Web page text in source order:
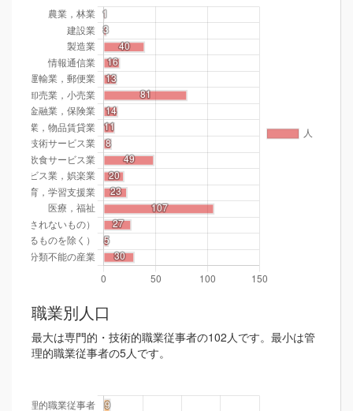
職業別人口
最大は専門的・技術的職業従事者の102人です。最小は管
理的職業従事者の5人です。